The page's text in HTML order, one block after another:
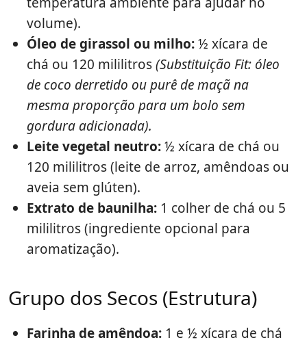
volume).
Óleo de girassol ou milho:½ xícara de
chá ou 120 mililitros(Substituição Fit: óleo
de coco derretido ou purê de maçã na
mesma proporção para um bolo sem
gordura adicionada).
Leite vegetal neutro:½ xícara de chá ou
120 mililitros (leite de arroz, amêndoas ou
aveia sem glúten).
Extrato de baunilha: 1 colher de chá ou 5
mililitros (ingrediente opcional para
aromatização).
Grupo dos Secos (Estrutura)
Farinha de amêndoa: 1 e ½ xícara de chá